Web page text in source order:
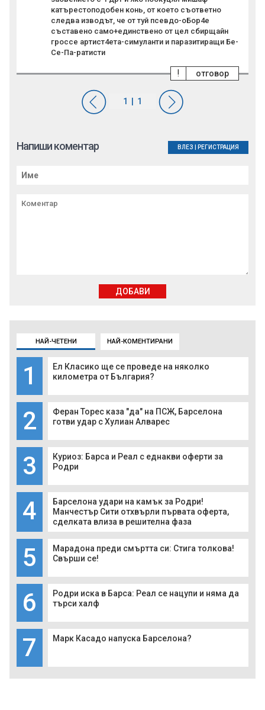
НАЙ-ЧЕТЕНИ НАЙ-КОМЕНТИРАНИ
1
Ел Класико ще се проведе на няколко
километра от България?
2
Феран Торес каза "да" на ПСЖ, Барселона
готви удар с Хулиан Алварес
3
Куриоз: Барса и Реал с еднакви оферти за
Родри
4
Барселона удари на камък за Родри!
Манчестър Сити отхвърли първата оферта,
сделката влиза в решителна фаза
5
Марадона преди смъртта си: Стига толкова!
Свърши се!
6
Родри иска в Барса: Реал се нацупи и няма да
търси халф
7 Марк Касадо напуска Барселона?
катърестоподобен конь, от което съответно
следва изводът, че от туй псевдо-оБор4е
съставено само+единствено от цел сбирщайн
гроссе артист4ета-симуланти и паразитиращи Бе-
Се-Па-ратисти
отговор
!
Напиши коментар ВЛЕЗ РЕГИСТРАЦИЯ
ДОБАВИ